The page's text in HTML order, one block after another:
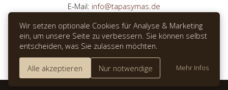
E-Mail: info@tapasymas.de
TISCH RESERVIEREN
Wir setzen optionale Cookies für Analyse & Marketing
ein, um unsere Seite zu verbessern. Sie können selbst
entscheiden, was Sie zulassen möchten.
Alle akzeptieren Nur notwendige Mehr Infos